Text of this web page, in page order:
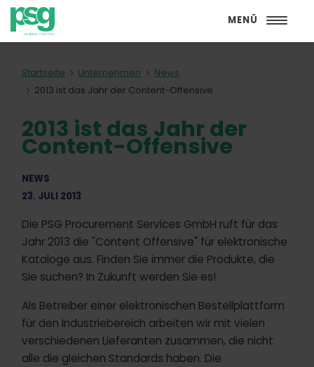
MENÜ
Startseite Unternehmen
News
2013 ist das Jahr der Content-Offensive
2013 ist das Jahr der
Content-Offensive
NEWS
23. JULI 2013
Die PSG Procurement Services GmbH ruft für das
Jahr 2013 die "Content Offensive" für elektronische
Kataloge aus. Finden Sie immer die Produkte, die
Sie suchen? In Zukunft werden Sie es!
Als Betreiber einer elektronischen Bestellplattform
für den Industriebereich arbeiten wir mit vielen
verschiedenen Lieferanten zusammen, die nicht
alle die gleichen Standards haben. Die